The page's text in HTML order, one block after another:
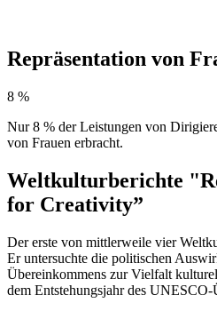
Repräsentation von
8 %
Nur 8 % der Leistungen von
von Frauen erbracht.
Weltkulturberichte
for Creativity”
Der erste von mittlerweile vier
Er untersuchte die politischen
Übereinkommens zur Vielfalt
dem Entstehungsjahr des UNESCO-